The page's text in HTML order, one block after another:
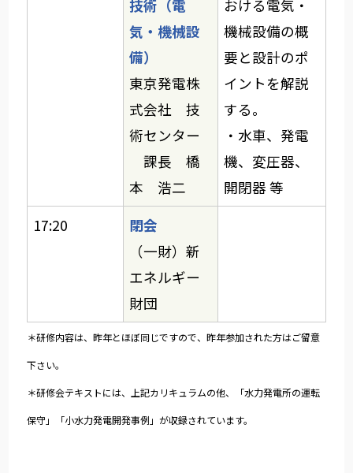
技術（電
気・機械設
備）
東京発電株
式会社 技
術センター
課長 橋
本 浩二
おける電気・
機械設備の概
要と設計のポ
イントを解説
する。
・水車、発電
機、変圧器、
開閉器 等
17:20
閉会
（一財）新
エネルギー
財団
＊研修内容は、昨年とほぼ同じですので、昨年参加された方はご留意
下さい。
＊研修会テキストには、上記カリキュラムの他、「水力発電所の運転
保守」「小水力発電開発事例」が収録されています。